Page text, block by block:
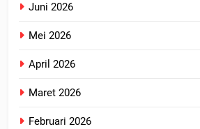
Juni 2026
Mei 2026
April 2026
Maret 2026
Februari 2026